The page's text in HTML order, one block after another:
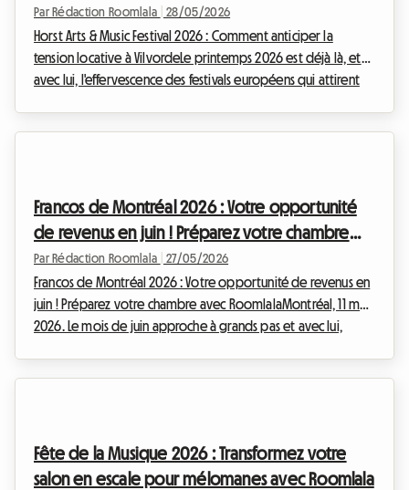
Par Rédaction Roomlala 28/05/2026
Horst Arts & Music Festival 2026 : Comment anticiper la
tension locative à VilvordeLe printemps 2026 est déjà là, et
avec lui, l'effervescence des festivals européens qui attirent
l'architecture. Du 9 au ...
Francos de Montréal 2026 : Votre opportunité
de revenus en juin ! Préparez votre chambre
avec Roomlala
Par Rédaction Roomlala 27/05/2026
Francos de Montréal 2026 : Votre opportunité de revenus en
juin ! Préparez votre chambre avec RoomlalaMontréal, 11 mai
2026. Le mois de juin approche à grands pas et avec lui,
payants, attireront des milliers de visiteu...
Fête de la Musique 2026 : Transformez votre
salon en escale pour mélomanes avec Roomlala